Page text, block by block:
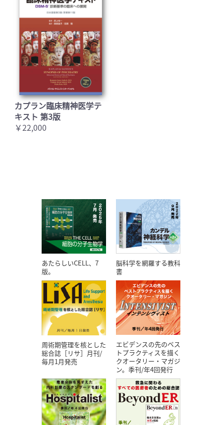
カプラン臨床精神医学テ
キスト 第3版
￥22,000
あたらしいCELL、7
版。
脳科学を網羅する教科
書
周術期管理を核とした
総合誌［リサ］月刊/
毎月1月発売
エビデンスの先のベス
トプラクティスを描く
クオータリー・マガジ
ン。季刊/年4回発行